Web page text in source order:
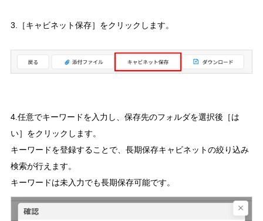
3.［キャビネット保存］をクリックします。
4.任意でキーワードを入力し、保存先のフォルダを選択後［は
い］をクリックします。
キーワードを登録することで、長期保存キャビネットの絞り込み
検索が行えます。
キーワードは未入力でも長期保存可能です。